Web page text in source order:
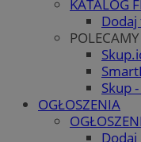
KATALOG
POLECAMY
Skup
OGŁOSZENIA
Dodaj